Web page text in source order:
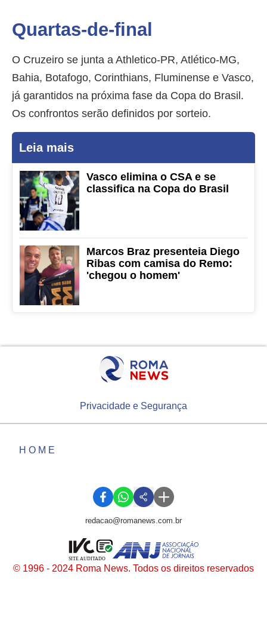
Quartas-de-final
O Cruzeiro se junta a Athletico-PR, Atlético-MG,
Bahia, Botafogo, Corinthians, Fluminense e Vasco,
já garantidos na próxima fase da Copa do Brasil.
Os confrontos serão definidos por sorteio.
Leia mais
Vasco elimina o CSA e se
classifica na Copa do Brasil
Marcos Braz presenteia Diego
Ribas com camisa do Remo:
'chegou o homem'
Privacidade e Segurança
HOME
redacao@romanews.com.br
© 1996 - 2024 Roma News. Todos os direitos reservados
SITE AUDITADO